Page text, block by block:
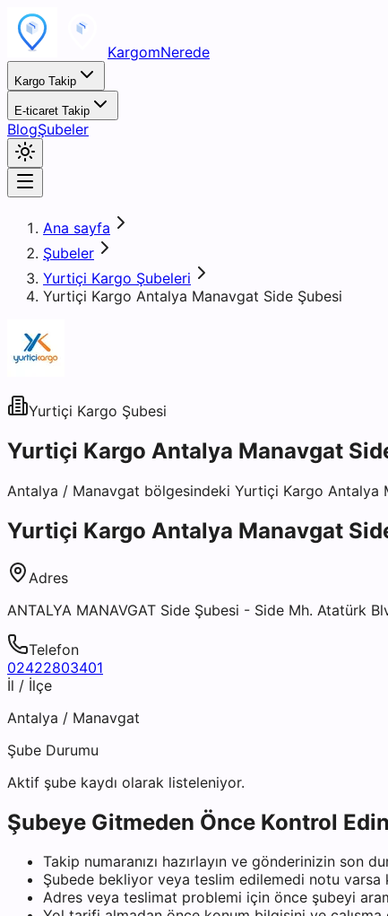
KargomNerede
Kargo Takip
E-ticaret Takip
BlogŞubeler
Ana sayfa
Şubeler
Yurtiçi Kargo Şubeleri
Yurtiçi Kargo Antalya Manavgat Side Şubesi
Yurtiçi Kargo Şubesi
Yurtiçi Kargo Antalya Manavgat
Antalya / Manavgat bölgesindeki Yurtiçi Kargo Antalya
Yurtiçi Kargo Antalya Manavgat
Adres
ANTALYA MANAVGAT Side Şubesi - Side Mh. Atatürk
Telefon
02422803401
İl / İlçe
Antalya / Manavgat
Şube Durumu
Aktif şube kaydı olarak listeleniyor.
Şubeye Gitmeden Önce Kontrol Edin
Takip numaranızı hazırlayın ve gönderinizin son
Şubede bekliyor veya teslim edilemedi notu
Adres veya teslimat problemi için önce şubeyi